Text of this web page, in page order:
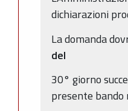
dichiarazioni
La domanda
del
30° giorno
presente